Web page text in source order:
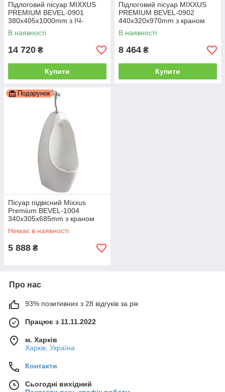
Підлоговий пісуар MIXXUS
PREMIUM BEVEL-0901
380x405x1000mm з ІЧ-
датчиком автоматичного
змивання (MP6665)
В наявності
14 720 ₴
Купити
Підлоговий пісуар MIXXUS
PREMIUM BEVEL-0902
440x320x970mm з краном
для пісуара (MP6666)
В наявності
8 464 ₴
Купити
Подарунок
Пісуар підвісний Mixxus
Premium BEVEL-1004
340x305x685mm з краном
для пісуара (MP6663)
Немає в наявності
5 888 ₴
Про нас
93% позитивних з 28 відгуків за рік
Працює з 11.11.2022
м. Харків
Харків, Україна
Контакти
Сьогодні вихідний